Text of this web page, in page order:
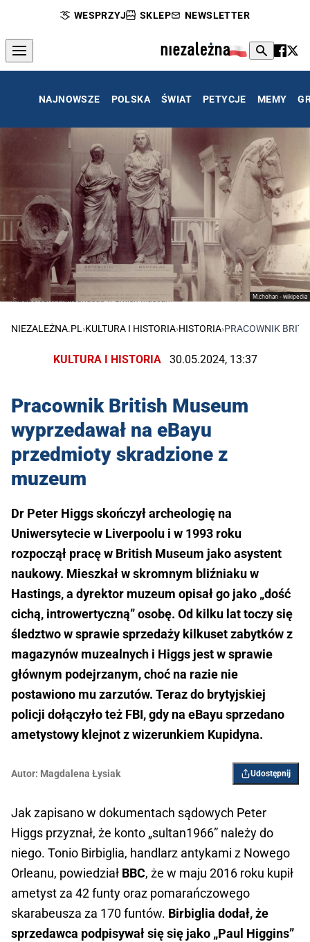
WESPRZYJ SKLEP NEWSLETTER
NAJNOWSZE POLSKA ŚWIAT PETYCJE MEMY
M.chohan - wikipedia
Mauzoleum Halicanasus w British Museum
NIEZALEŻNA.PL ›KULTURA I HISTORIA›HISTORIA›PRACOWNIK
KULTURA I HISTORIA 30.05.2024, 13:37
Pracownik British Museum
wyprzedawał na eBayu
przedmioty skradzione z
muzeum
Dr Peter Higgs skończył archeologię na
Uniwersytecie w Liverpoolu i w 1993 roku
rozpoczął pracę w British Museum jako asystent
naukowy. Mieszkał w skromnym bliźniaku w
Hastings, a dyrektor muzeum opisał go jako „dość
cichą, introwertyczną” osobę. Od kilku lat toczy się
śledztwo w sprawie sprzedaży kilkuset zabytków z
magazynów muzealnych i Higgs jest w sprawie
głównym podejrzanym, choć na razie nie
postawiono mu zarzutów. Teraz do brytyjskiej
policji dołączyło też FBI, gdy na eBayu sprzedano
ametystowy klejnot z wizerunkiem Kupidyna.
Autor: Magdalena Łysiak Udostępnij
Jak zapisano w dokumentach sądowych Peter
Higgs przyznał, że konto „sultan1966” należy do
niego. Tonio Birbiglia, handlarz antykami z Nowego
Orleanu, powiedział BBC, że w maju 2016 roku kupił
ametyst za 42 funty oraz pomarańczowego
skarabeusza za 170 funtów. Birbiglia dodał, że
sprzedawca podpisywał się się jako „Paul Higgins”